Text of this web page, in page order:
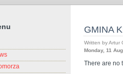
GMINA
Written by Artur
Monday, 11
There are no